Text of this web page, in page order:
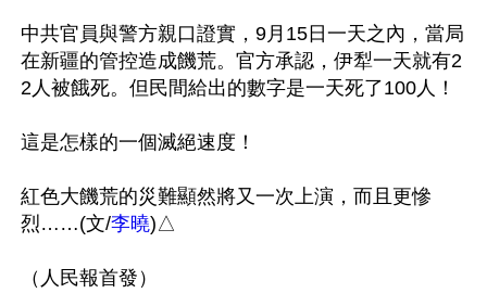
中共官員與警方親口證實，9月15日一天之內，當局
在新疆的管控造成饑荒。官方承認，伊犁一天就有2
2人被餓死。但民間給出的數字是一天死了100人！
這是怎樣的一個滅絕速度！
紅色大饑荒的災難顯然將又一次上演，而且更慘
烈……(文/李曉)△